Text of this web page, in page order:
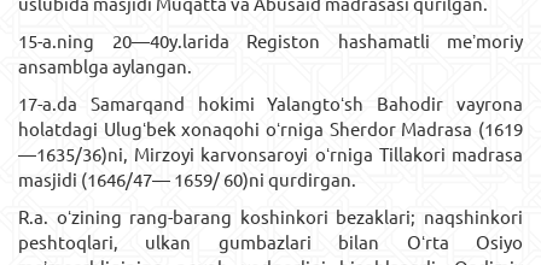
15-a.ning 20—40y.larida Registon hashamatli meʼmoriy
ansamblga aylangan.
17-a.da Samarqand hokimi Yalangtoʻsh Bahodir vayrona
holatdagi Ulugʻbek xonaqohi oʻrniga Sherdor Madrasa (1619
—1635/36)ni, Mirzoyi karvonsaroyi oʻrniga Tillakori madrasa
masjidi (1646/47— 1659/ 60)ni qurdirgan.
R.a. oʻzining rang-barang koshinkori bezaklari; naqshinkori
peshtoqlari, ulkan gumbazlari bilan Oʻrta Osiyo